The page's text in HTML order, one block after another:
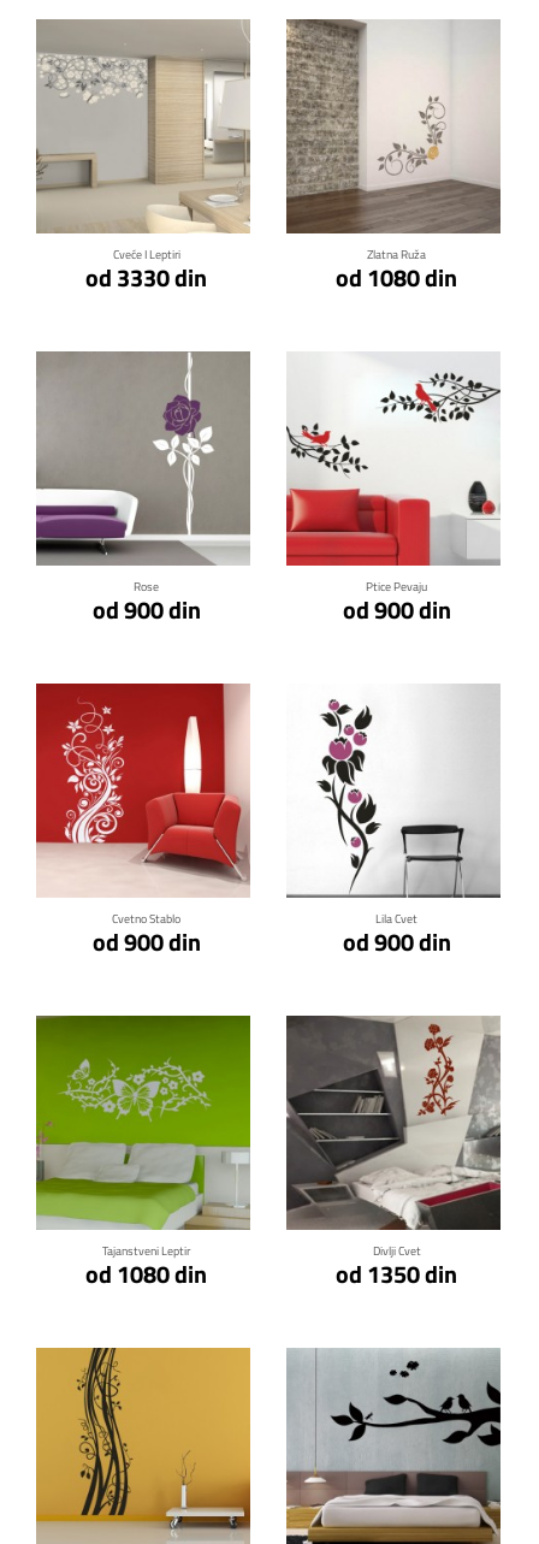
Cveće I Leptiri
od 3330 din
Klikni za detalje
Zlatna Ruža
od 1080 din
Klikni za detalje
Rose
od 900 din
Klikni za detalje
Ptice Pevaju
od 900 din
Klikni za detalje
Cvetno Stablo
od 900 din
Klikni za detalje
Lila Cvet
od 900 din
Klikni za detalje
Tajanstveni Leptir
od 1080 din
Klikni za detalje
Divlji Cvet
od 1350 din
Klikni za detalje
Klikni za detalje Klikni za detalje